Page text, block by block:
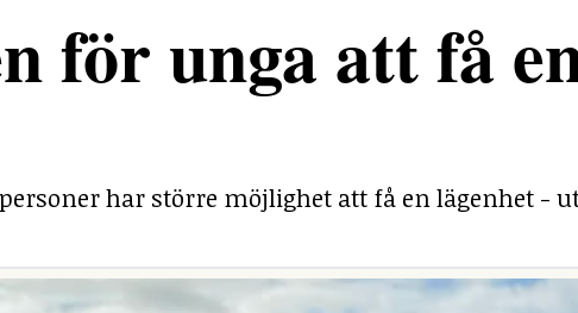
för unga att få
har större möjlighet att få en lägenhet -